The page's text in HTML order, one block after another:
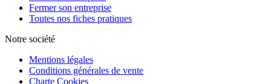
Fermer son entreprise
Toutes nos fiches pratiques
Notre société
Mentions légales
Conditions générales de vente
Charte Cookies